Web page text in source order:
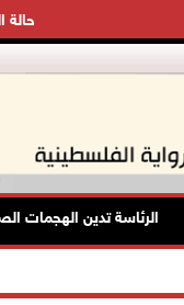
الرئاسة تدين الهجمات